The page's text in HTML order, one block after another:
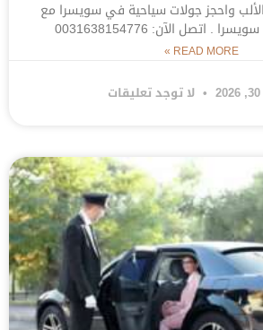
واحجز جولات سياحية في سويسرا مع
الآن: 0031638154776
READ MORE »
لا توجد تعليقات